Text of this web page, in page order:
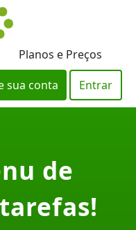
Planos e Preços
sua conta Entrar
de